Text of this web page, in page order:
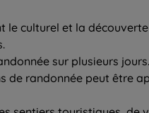
le culturel et la
sur plusieurs
de randonnée peut être